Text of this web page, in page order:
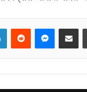
LinkedInReddit Share